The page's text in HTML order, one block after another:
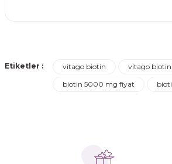
Ürün resmi kalitesiz, bozuk veya
Bu ürüne benzer farklı alternatifler
Hamit Çakıcı | 15/04/2026
Etiketler : vitago biotin vitago
biotin 5000 mg fiyat